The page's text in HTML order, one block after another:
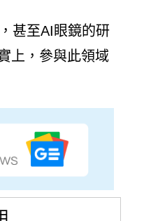
甚至AI眼鏡的研
上，參與此領域